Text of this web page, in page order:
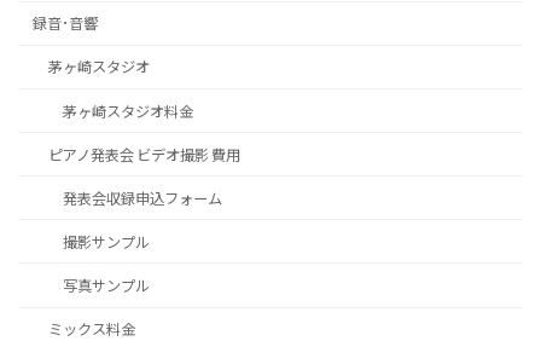
録音･音響
茅ヶ崎スタジオ
茅ヶ崎スタジオ料金
ピアノ発表会 ビデオ撮影 費用
発表会収録申込フォーム
撮影サンプル
写真サンプル
ミックス料金